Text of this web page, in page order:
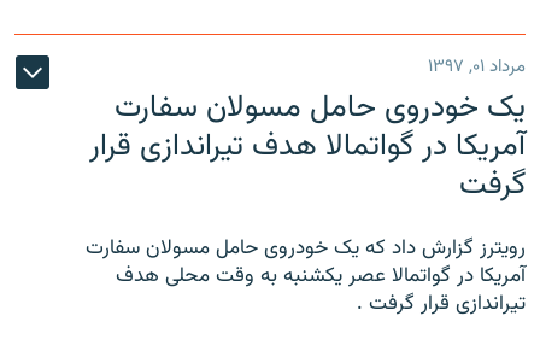
مرداد ۰۱, ۱۳۹۷
یک خودروی حامل مسولان سفارت
آمریکا در گواتمالا هدف تیراندازی قرار
گرفت
رویترز گزارش داد که یک خودروی حامل مسولان سفارت
آمریکا در گواتمالا عصر یکشنبه به وقت محلی هدف
تیراندازی قرار گرفت .